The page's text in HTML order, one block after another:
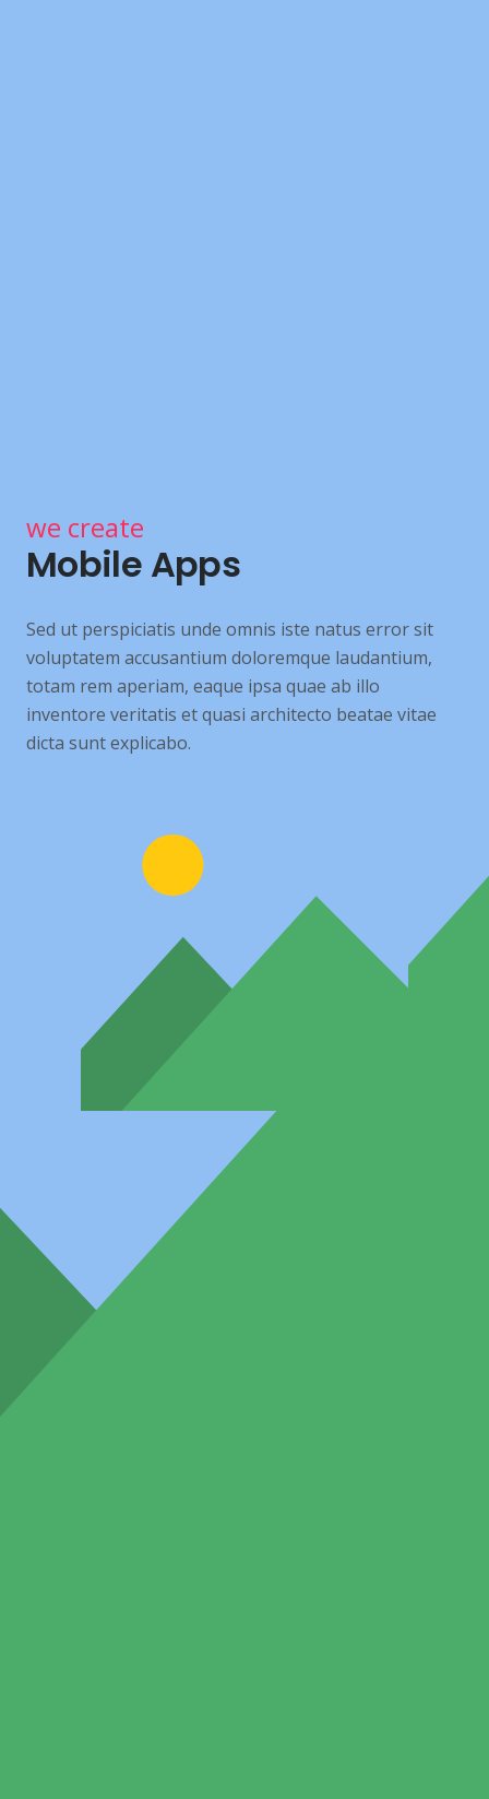
we create
Mobile Apps
Sed ut perspiciatis unde omnis iste natus error sit
voluptatem accusantium doloremque laudantium,
totam rem aperiam, eaque ipsa quae ab illo
inventore veritatis et quasi architecto beatae vitae
dicta sunt explicabo.